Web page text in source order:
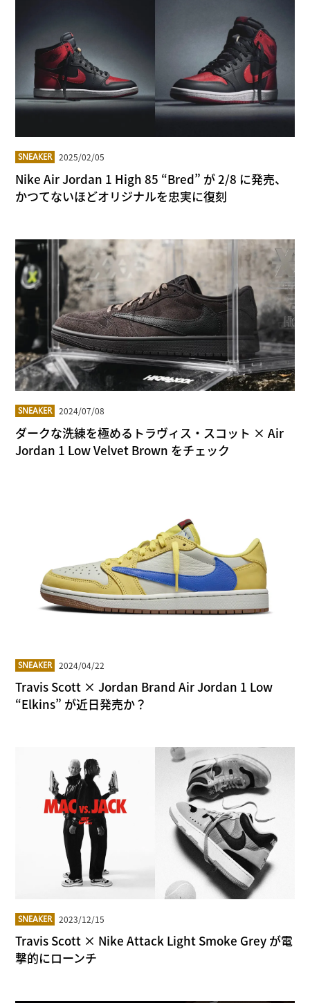
SNEAKER 2025/02/05
Nike Air Jordan 1 High 85 “Bred” が 2/8 に発売、
かつてないほどオリジナルを忠実に復刻
SNEAKER 2024/07/08
ダークな洗練を極めるトラヴィス・スコット × Air
Jordan 1 Low Velvet Brown をチェック
SNEAKER 2024/04/22
Travis Scott × Jordan Brand Air Jordan 1 Low
“Elkins” が近日発売か？
SNEAKER 2023/12/15
Travis Scott × Nike Attack Light Smoke Grey が電
撃的にローンチ